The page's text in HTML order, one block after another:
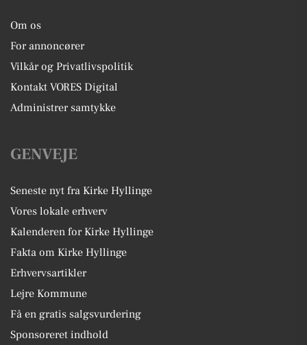
Om os
For annoncører
Vilkår og Privatlivspolitik
Kontakt VORES Digital
Administrer samtykke
GENVEJE
Seneste nyt fra Kirke Hyllinge
Vores lokale erhverv
Kalenderen for Kirke Hyllinge
Fakta om Kirke Hyllinge
Erhvervsartikler
Lejre Kommune
Få en gratis salgsvurdering
Sponsoreret indhold